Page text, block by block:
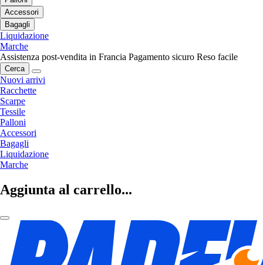
Accessori
Bagagli
Liquidazione
Marche
Assistenza post-vendita in Francia Pagamento sicuro Reso facile
Cerca
Nuovi arrivi
Racchette
Scarpe
Tessile
Palloni
Accessori
Bagagli
Liquidazione
Marche
Aggiunta al carrello...